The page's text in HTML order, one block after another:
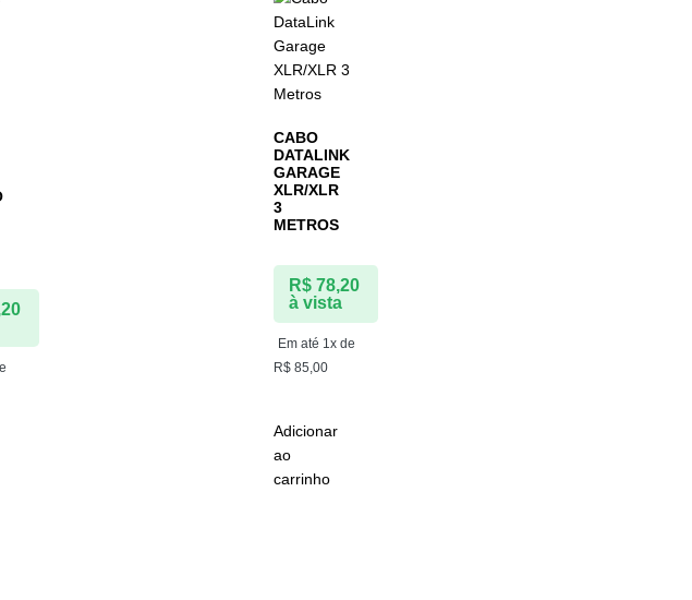
CABO
DATALINK
GARAGE
XLR/XLR
3
METROS
Em até 1x de
R$ 85,00
R$78,20
à vista
Adicionar
ao
carrinho